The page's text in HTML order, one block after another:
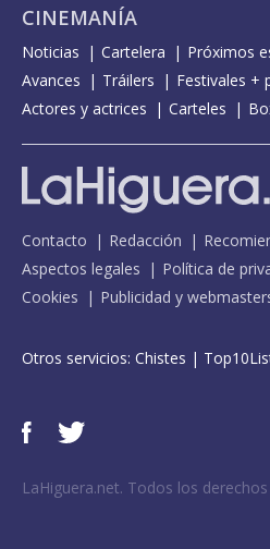
CINEMANÍA
Noticias Cartelera Próximos
Avances
Tráilers
Festivales +
Actores y actrices
Carteles
Contacto Redacción
Aspectos legales
Política de
Cookies
Publicidad y
Otros servicios: Chistes |
LaHiguera.net. Todos los